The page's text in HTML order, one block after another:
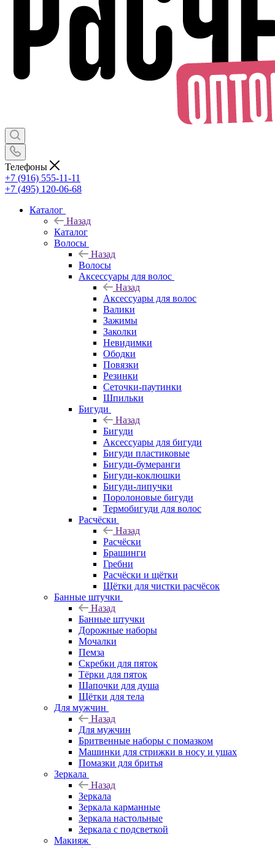
Телефоны
+7 (916) 555-11-11
+7 (495) 120-06-68
Каталог
Назад
Каталог
Волосы
Назад
Волосы
Аксессуары для волос
Назад
Аксессуары для волос
Валики
Зажимы
Заколки
Невидимки
Ободки
Повязки
Резинки
Сеточки-паутинки
Шпильки
Бигуди
Назад
Бигуди
Аксессуары для бигуди
Бигуди пластиковые
Бигуди-бумеранги
Бигуди-коклюшки
Бигуди-липучки
Поролоновые бигуди
Термобигуди для волос
Расчёски
Назад
Расчёски
Брашинги
Гребни
Расчёски и щётки
Щётки для чистки расчёсок
Банные штучки
Назад
Банные штучки
Дорожные наборы
Мочалки
Пемза
Скребки для пяток
Тёрки для пяток
Шапочки для душа
Щётки для тела
Для мужчин
Назад
Для мужчин
Бритвенные наборы с помазком
Машинки для стрижки в носу и ушах
Помазки для бритья
Зеркала
Назад
Зеркала
Зеркала карманные
Зеркала настольные
Зеркала с подсветкой
Макияж